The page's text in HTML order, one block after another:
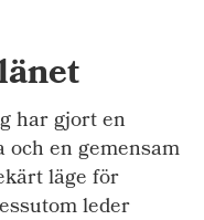
har gjort en
en gemensam
läge för
leder